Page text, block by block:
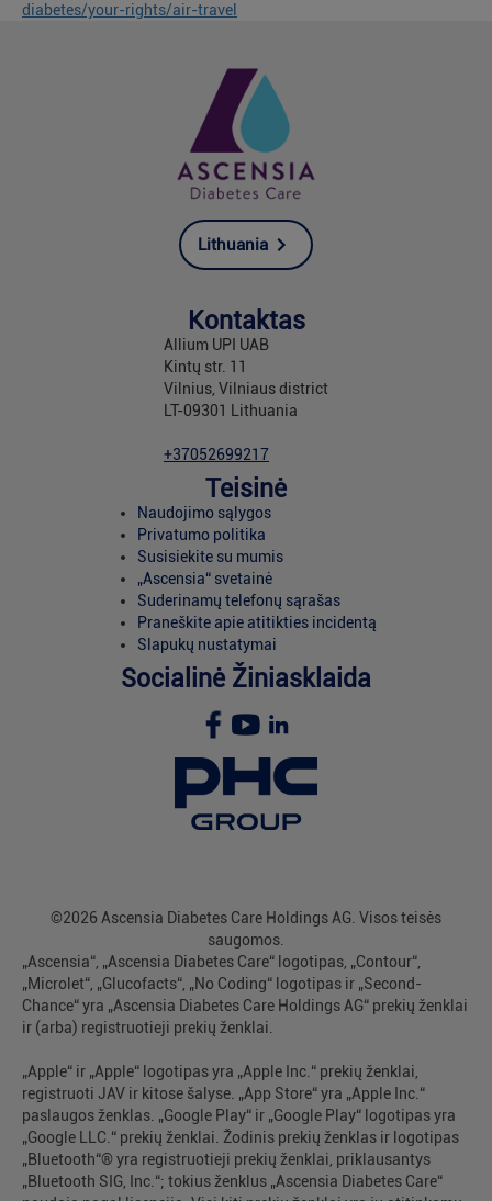
diabetes/your-rights/air-travel
Lithuania
Kontaktas
Allium UPI UAB
Kintų str. 11
Vilnius, Vilniaus district
LT-09301 Lithuania
+37052699217
Teisinė
Naudojimo sąlygos
Privatumo politika
Susisiekite su mumis
„Ascensia“ svetainė
Suderinamų telefonų sąrašas
Praneškite apie atitikties incidentą
Slapukų nustatymai
Socialinė Žiniasklaida
©2026 Ascensia Diabetes Care Holdings AG. Visos teisės
saugomos.
„Ascensia“, „Ascensia Diabetes Care“ logotipas, „Contour“,
„Microlet“, „Glucofacts“, „No Coding“ logotipas ir „Second-
Chance“ yra „Ascensia Diabetes Care Holdings AG“ prekių ženklai
ir (arba) registruotieji prekių ženklai.
„Apple“ ir „Apple“ logotipas yra „Apple Inc.“ prekių ženklai,
registruoti JAV ir kitose šalyse. „App Store“ yra „Apple Inc.“
paslaugos ženklas. „Google Play“ ir „Google Play“ logotipas yra
„Google LLC.“ prekių ženklai. Žodinis prekių ženklas ir logotipas
„Bluetooth“® yra registruotieji prekių ženklai, priklausantys
„Bluetooth SIG, Inc.“; tokius ženklus „Ascensia Diabetes Care“